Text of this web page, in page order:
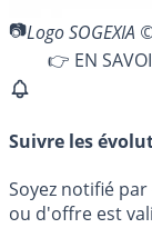
Logo SOGEXIA
👉 EN
Suivre les
Soyez notifié
ou d'offre est